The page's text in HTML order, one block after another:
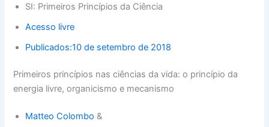
SI: Primeiros Princípios da Ciência
Acesso livre
Publicados:10 de setembro de 2018
Primeiros princípios nas ciências da vida: o princípio da
energia livre, organicismo e mecanismo
Matteo Colombo &